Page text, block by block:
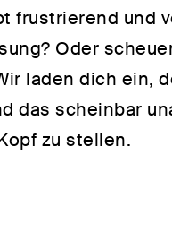
frustrierend und
Oder
laden dich ein,
das scheinbar
zu stellen.